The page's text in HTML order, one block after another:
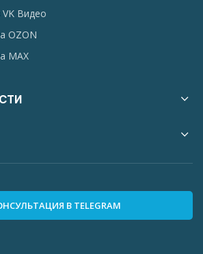
Видео
OZON
MAX
В TELEGRAM